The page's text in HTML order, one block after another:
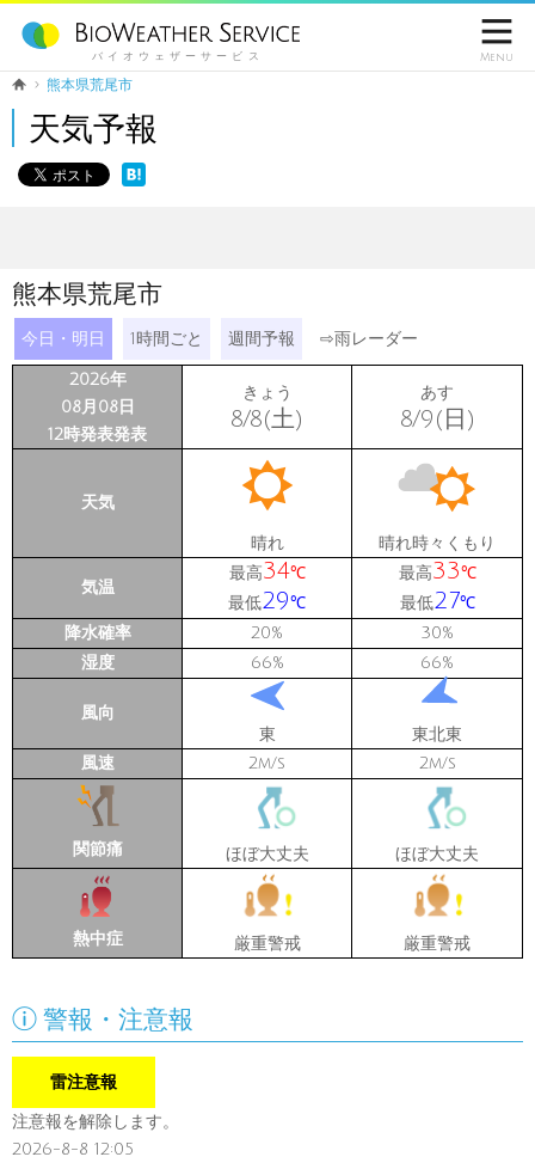
バイオウェザーサービス

Menu
熊本県荒尾市
天気予報
熊本県荒尾市
今日・明日 1時間ごと 週間予報 ⇨雨レーダー
2026年
08月08日
12時発表発表
きょう
8/8(土)
あす
8/9(日)
天気
晴れ 晴れ時々くもり
気温
最高34℃
最低29℃
最高33℃
最低27℃
降水確率 20% 30%
湿度 66% 66%
風向
東
東北東
風速
2m/s 2m/s
関節痛 ほぼ大丈夫 ほぼ大丈夫
熱中症 厳重警戒 厳重警戒
 警報・注意報
雷注意報
注意報を解除します。
2026-8-8 12:05